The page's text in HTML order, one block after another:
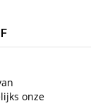
onze